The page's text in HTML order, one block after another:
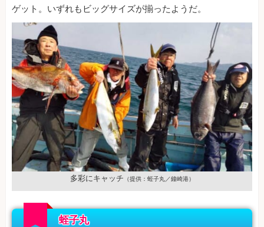
ゲット。いずれもビッグサイズが揃ったようだ。
多彩にキャッチ （提供：蛭子丸／鐘崎港）
蛭子丸